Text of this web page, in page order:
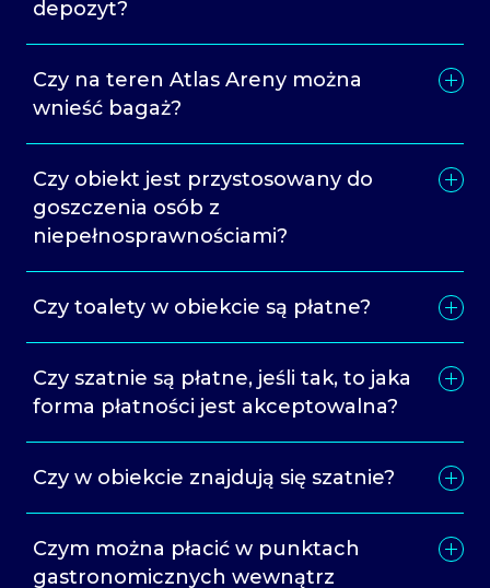
depozyt?
Czy na teren Atlas Areny można
wnieść bagaż?
Czy obiekt jest przystosowany do
goszczenia osób z
niepełnosprawnościami?
Czy toalety w obiekcie są płatne?
Czy szatnie są płatne, jeśli tak, to jaka
forma płatności jest akceptowalna?
Czy w obiekcie znajdują się szatnie?
Czym można płacić w punktach
gastronomicznych wewnątrz